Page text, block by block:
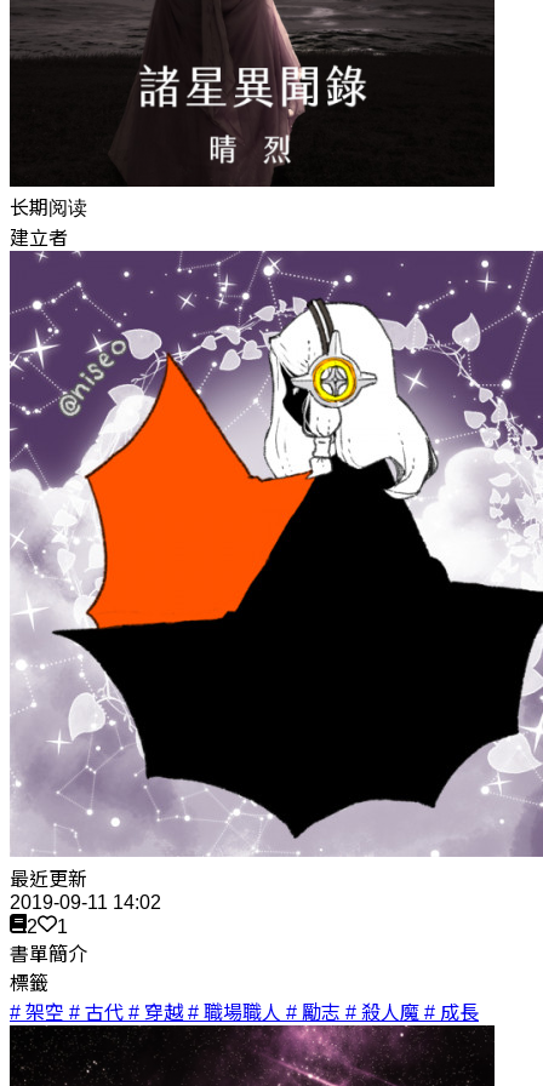
长期阅读
建立者
最近更新
2019-09-11 14:02
2
1
書單簡介
標籤
# 架空 # 古代 # 穿越# 職場職人 # 勵志 # 殺人魔 # 成長